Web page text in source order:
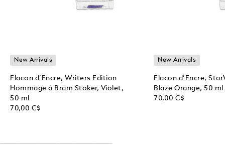
New Arrivals
Flacon d’Encre, Writers Edition
Hommage à Bram Stoker, Violet,
50 ml
70,00 C$
New Arrivals
Flacon d’Encre,
Blaze Orange, 50 ml
70,00 C$